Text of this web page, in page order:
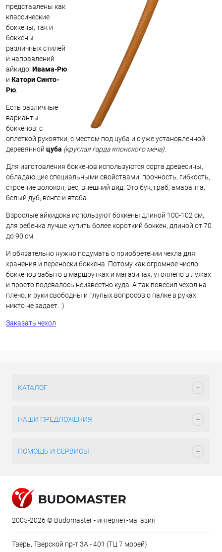
представлены как
классические
боккены, так и
боккены
различных стилей
и направлений
айкидо: Ивама-Рю
и Катори Синто-
Рю
Есть различные
варианты
боккенов: с
оплеткой рукоятки, с местом под цуба и с уже установленной
деревянной цуба (круглая гарда японского меча)
Для изготовления боккенов используются сорта древесины,
обладающие специальными свойствами: прочность, гибкость,
строение волокон, вес, внешний вид. Это бук, граб, амаранта,
белый дуб, венге и ятоба.
Взрослые айкидока используют боккены длиной 100-102 см,
для ребенка лучше купить более короткий боккен, длиной от 70
до 90 см.
И обязательно нужно подумать о приобретении чехла для
хранения и переноски боккена. Потому как огромное число
боккенов забыто в маршрутках и магазинах, утоплено в лужах
и просто подевалось неизвестно куда. А так повесил чехол на
плечо, и руки свободны и глупых вопросов о палке в руках
никто не задает. :)
Заказать чехол
КАТАЛОГ
НАШИ ПРЕДЛОЖЕНИЯ
ПОМОЩЬ И СЕРВИСЫ
2005-2026 © Budomaster - интернет-магазин
Тверь, Тверской пр-т 3А - 401 (ТЦ 7 морей)